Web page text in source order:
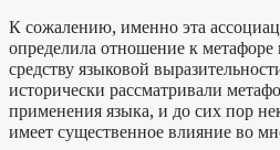
К сожалению, именно эта
определила отношение к метафоре
средству языковой
исторически рассматривали
применения языка, и до сих пор
имеет существенное влияние во